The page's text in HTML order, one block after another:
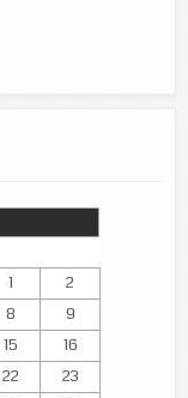
1
2
8
9
15
16
22
23